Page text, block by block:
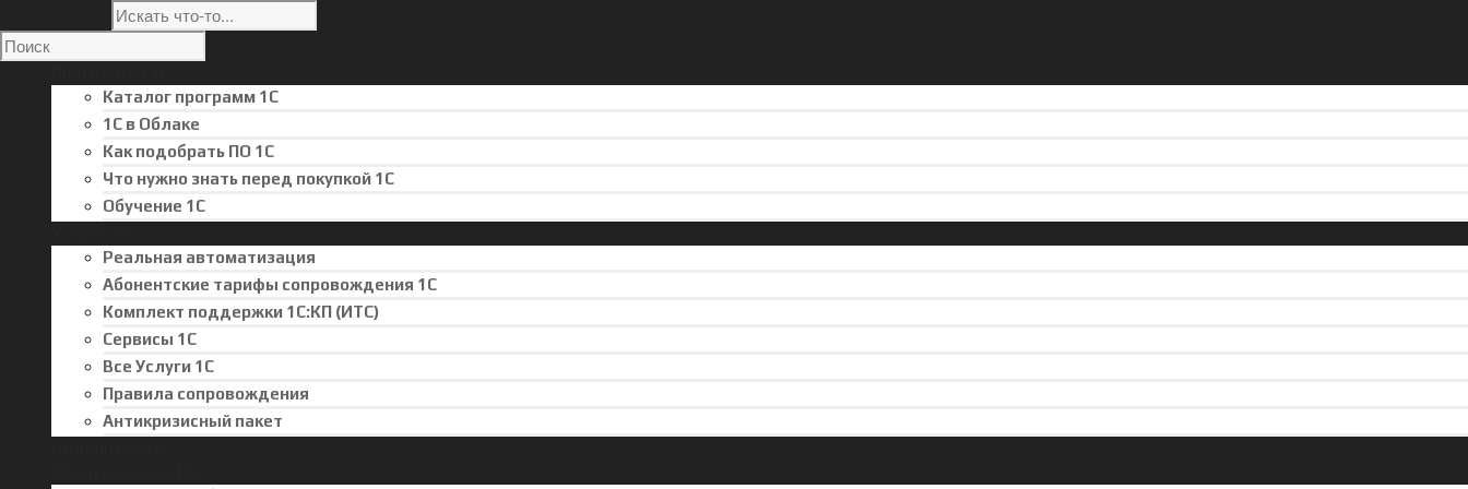
Каталог программ 1С
1С в Облаке
Как подобрать ПО 1С
Что нужно знать перед покупкой 1С
Обучение 1С
Реальная автоматизация
Абонентские тарифы сопровождения 1С
Комплект поддержки 1С:КП (ИТС)
Сервисы 1С
Все Услуги 1С
Правила сопровождения
Антикризисный пакет